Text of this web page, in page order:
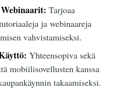
Tarjoaa
ja webinaareja
vahvistamiseksi.
Yhteensopiva sekä
mobiilisovellusten kanssa
takaamiseksi.